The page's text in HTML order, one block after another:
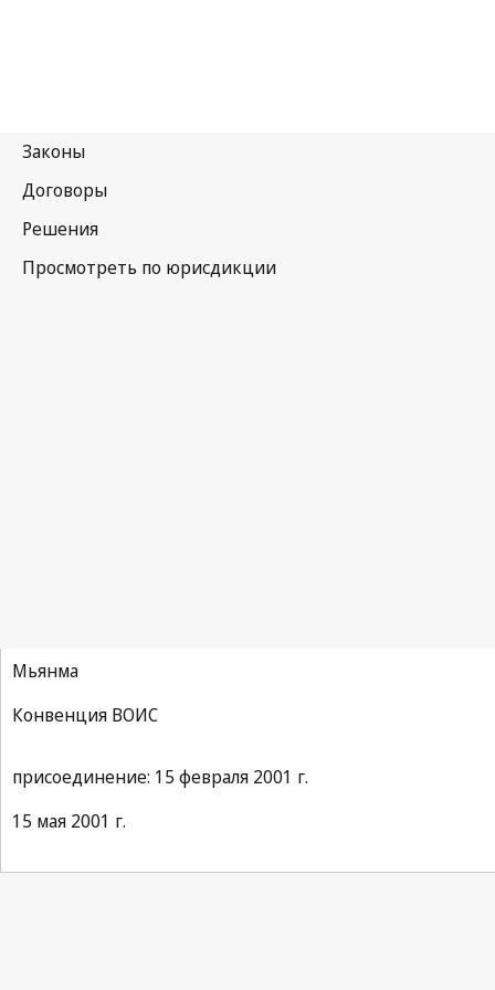
Мьянма
Конвенция ВОИС
присоединение: 15 февраля 2001 г.
15 мая 2001 г.